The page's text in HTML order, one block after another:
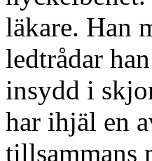
läkare. Han
ledtrådar
insydd i
har ihjäl en
tillsammans